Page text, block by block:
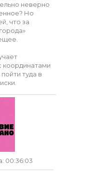
неверно
Но
что за
туда в
: 00:36:03